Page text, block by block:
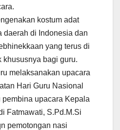
kostum adat
daerah di Indonesia dan
yang terus di
khususnya bagi guru.
melaksanakan upacara
Hari Guru Nasional
upacara Kepala
Fatmawati, S.Pd.M.Si
pemotongan nasi